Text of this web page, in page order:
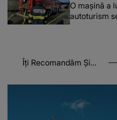
O maşină a
autoturism
Îți Recomandăm Și...